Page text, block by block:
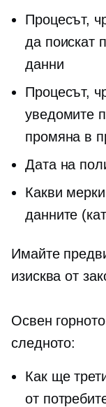
Процесът,
да поискат
данни
Процесът,
уведомите
промяна в
Дата на
Какви
данните
Имайте
изисква от
Освен
следното:
Как ще
от